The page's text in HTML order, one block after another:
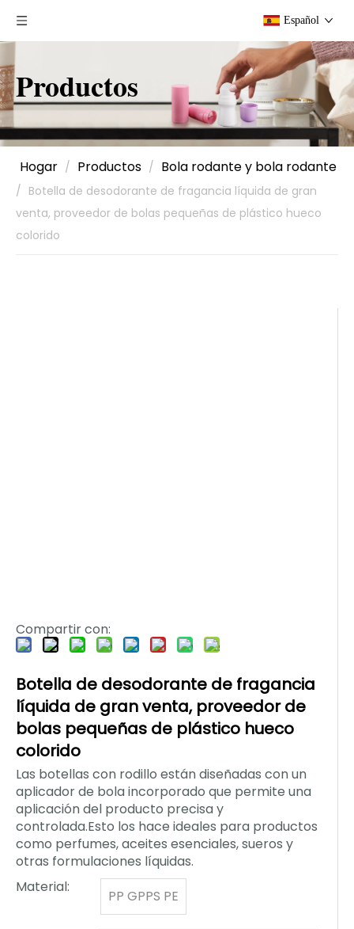
Español
Productos
Hogar / Productos / Bola rodante y bola rodante
/ Botella de desodorante de fragancia líquida de gran
venta, proveedor de bolas pequeñas de plástico hueco
colorido
Compartir con:
Botella de desodorante de fragancia
líquida de gran venta, proveedor de
bolas pequeñas de plástico hueco
colorido
Las botellas con rodillo están diseñadas con un
aplicador de bola incorporado que permite una
aplicación del producto precisa y
controlada.Esto los hace ideales para productos
como perfumes, aceites esenciales, sueros y
otras formulaciones líquidas.
Material:
PP GPPS PE